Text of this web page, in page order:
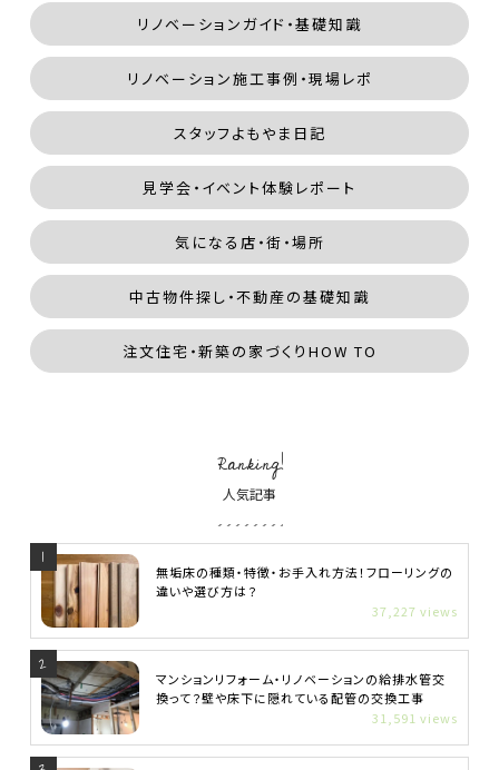
リノベーションガイド・基礎知識
リノベーション施工事例・現場レポ
スタッフよもやま日記
見学会・イベント体験レポート
気になる店・街・場所
中古物件探し・不動産の基礎知識
注文住宅・新築の家づくりHOW TO
Ranking!
人気記事
無垢床の種類・特徴・お手入れ方法！フローリングの
違いや選び方は？
37,227 views
マンションリフォーム・リノベーションの給排水管交
換って？壁や床下に隠れている配管の交換工事
31,591 views